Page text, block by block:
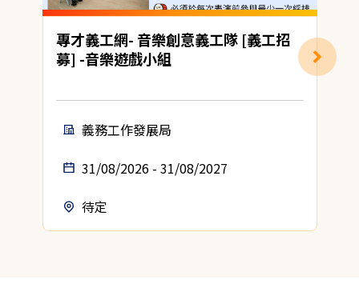
專才義工網- 音樂創意義工隊 [義工招
募] -音樂遊戲小組
義務工作發展局
31/08/2026 - 31/08/2027
待定